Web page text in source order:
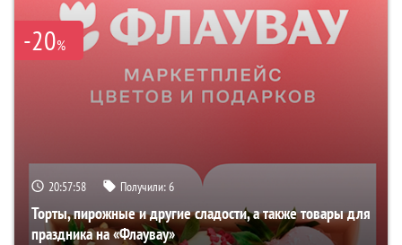
-20%
20:57:57 Получили:6
Торты, пирожные и другие сладости, а также товары для
праздника на «Флаувау»